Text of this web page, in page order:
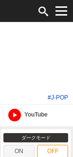
#J-POP
YouTube
ダークモード
ON OFF